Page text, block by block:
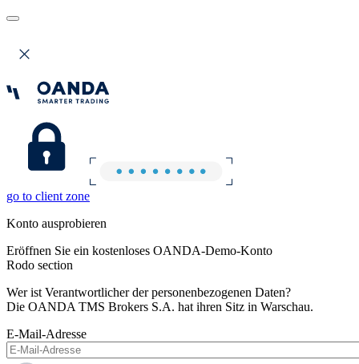
go to client zone
Konto ausprobieren
Eröffnen Sie ein kostenloses OANDA-Demo-Konto
Rodo section
Wer ist Verantwortlicher der personenbezogenen Daten?
Die OANDA TMS Brokers S.A. hat ihren Sitz in Warschau.
E-Mail-Adresse